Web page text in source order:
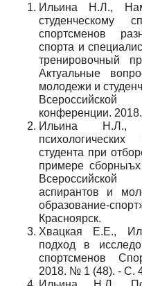
Ильина Н.Л.,
спортсменов
спорта и
тренировочный
Актуальные
молодежи и
конференции.
Ильина
студента при
примере
Всероссийской
аспирантов и
образование-
Красноярск.
Хвацкая Е.Е.,
подход в
спортсменов
2018. № 1 (48). - С.